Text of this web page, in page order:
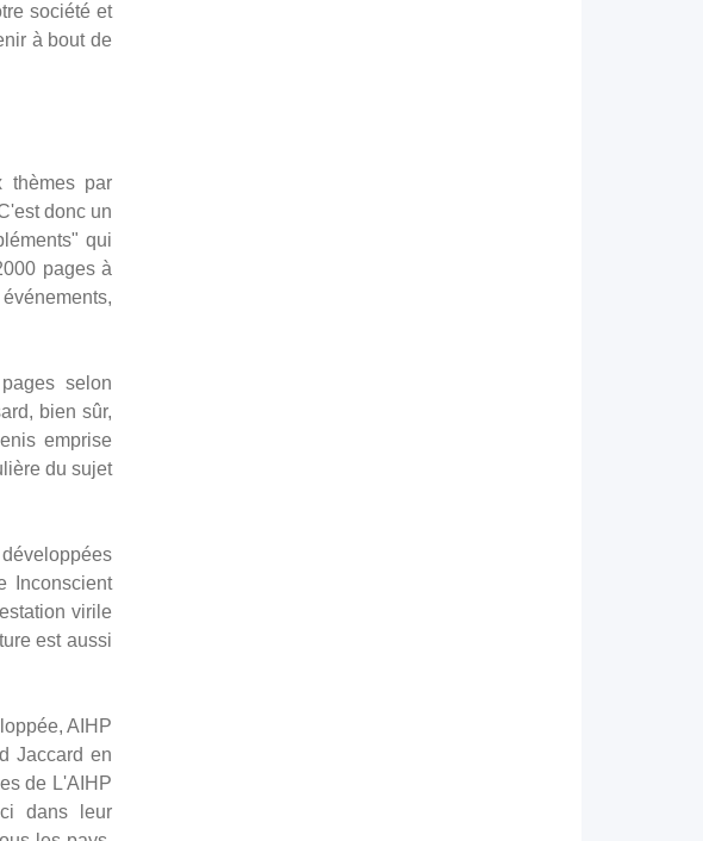
société et
à bout de
thèmes par
donc un
qui
pages à
selon
bien sûr,
emprise
du sujet
Inconscient
virile
est aussi
AIHP
Jaccard en
de L'AIHP
dans leur